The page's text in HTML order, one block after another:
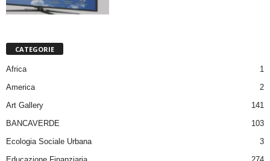
CATEGORIE
Africa
1
America
2
Art Gallery
141
BANCAVERDE
103
Ecologia Sociale Urbana
3